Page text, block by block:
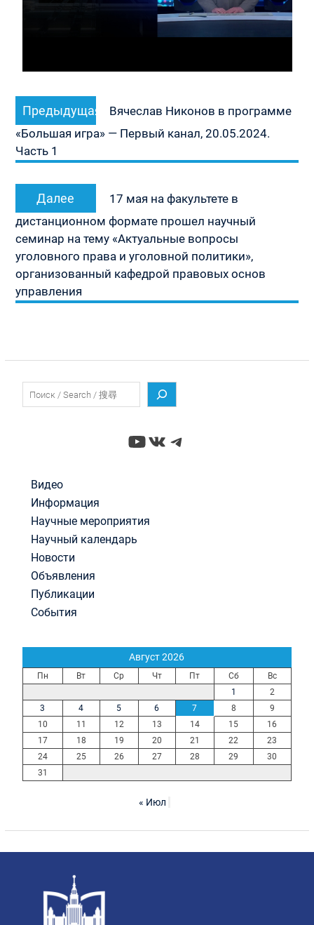
Навигация
по
записям
Предыдущая
запись:
Вячеслав Никонов в программе
«Большая игра» — Первый канал, 20.05.2024.
Часть 1
Далее
запись:
17 мая на факультете в
дистанционном формате прошел научный
семинар на тему «Актуальные вопросы
уголовного права и уголовной политики»,
организованный кафедрой правовых основ
управления
YouTube
ВКонтакте
Telegram
Видео
Информация
Научные мероприятия
Научный календарь
Новости
Объявления
Публикации
События
Август 2026
Пн Вт Ср Чт Пт Сб
Вс
1
2
3
4 5 6 7 8
9
10
11 12 13 14 15
16
17
18 19 20 21 22
23
24
25 26 27 28 29
30
31
« Июл